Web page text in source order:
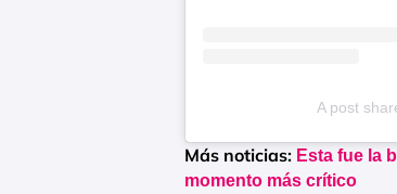
A post
Más noticias: Esta fue la
momento más crítico